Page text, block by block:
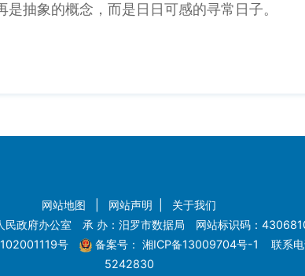
抽象的概念，而是日日可感的寻常日子。
网站地图 网站声明
关于我们
民政府办公室 承 办：汨罗市数据局 网站标识码：
号
备案号： 湘ICP备13009704号-1
联系
5242830